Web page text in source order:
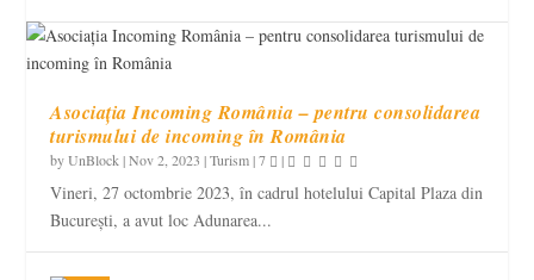
Asociația Incoming România – pentru consolidarea
turismului de incoming în România
byUnBlock |Nov 2, 2023 |Turism|7 |
Vineri, 27 octombrie 2023, în cadrul hotelului Capital Plaza din
București, a avut loc Adunarea...